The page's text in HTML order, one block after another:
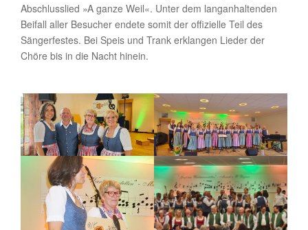
Abschlusslied »A ganze Weil«. Unter dem langanhaltenden
Beifall aller Besucher endete somit der offizielle Teil des
Sängerfestes. Bei Speis und Trank erklangen Lieder der
Chöre bis in die Nacht hinein.